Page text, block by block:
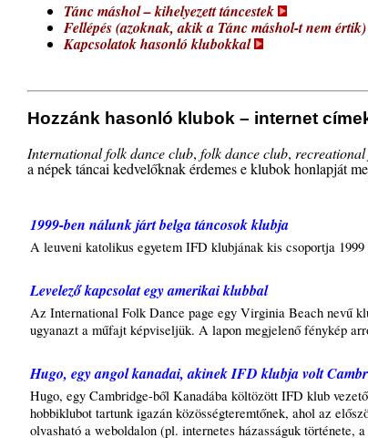
Tánc máshol – kihelyezett táncestek
Fellépés (azoknak, akik a Tánc máshol-t nem értik)
Kapcsolatok hasonló klubokkal
Hozzánk hasonló klubok – internet
International folk dance club, folk dance club,
a népek táncai kedvelőknak érdemes e klubok honlapját
1999-ben nálunk járt belga táncosok klubja
A leuveni katolikus egyetem IFD klubjának kis csoportja
Levelező kapcsolat egy amerikai klubbal
Az International Folk Dance page egy Virginia Beach nevű
ugyanazt a műfajt képviseljük. A lapon megjelenő fénykép
Hugo, egy angol kanadai, akinek IFD klubja volt
Hugo, egy Cambridge-ből Kanadába költözött IFD klub
hobbiklubot tartunk igazán közösségteremtőnek, ahol az
olvasható a weboldalon (pl. internetes házasságuk története,